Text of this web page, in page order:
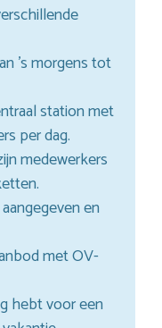
’s morgens tot
station met
per dag.
medewerkers
en
met OV-
hebt voor een